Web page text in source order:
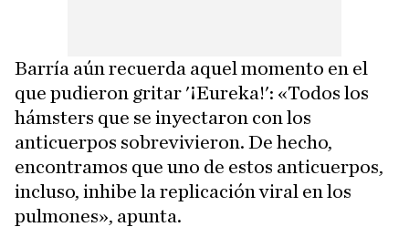
Barría aún recuerda aquel momento en el
que pudieron gritar '¡Eureka!': «Todos los
hámsters que se inyectaron con los
anticuerpos sobrevivieron. De hecho,
encontramos que uno de estos anticuerpos,
incluso, inhibe la replicación viral en los
pulmones», apunta.